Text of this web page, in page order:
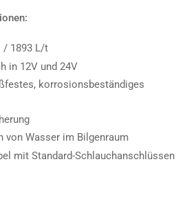
/ 1893 L/t
in 12V und 24V
korrosionsbeständiges
von Wasser im Bilgenraum
mit Standard-Schlauchanschlüssen